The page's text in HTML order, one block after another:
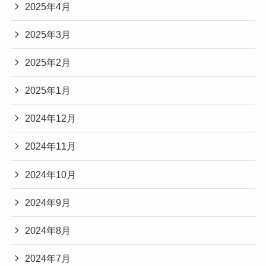
2025年4月
2025年3月
2025年2月
2025年1月
2024年12月
2024年11月
2024年10月
2024年9月
2024年8月
2024年7月